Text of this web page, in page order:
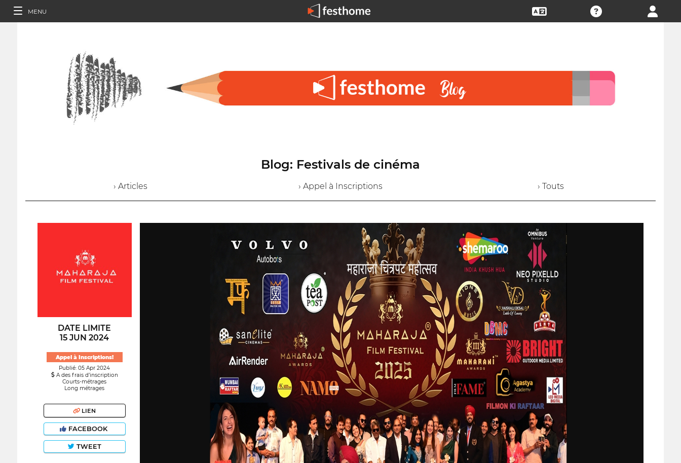
MENU
Blog: Festivals de cinéma
› Articles › Appel à Inscriptions › Touts
DATE LIMITE
15 JUN 2024
Appel à Inscriptions!
Publié: 05 Apr 2024
A des frais d’inscription
Courts-métrages
Long métrages
LIEN
FACEBOOK
TWEET